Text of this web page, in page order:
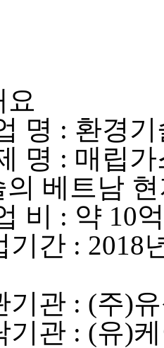
명 : 환경기
명 : 매립가
의 베트남
비 : 약 10
간 : 2018
관 : (주)
관 : (유)